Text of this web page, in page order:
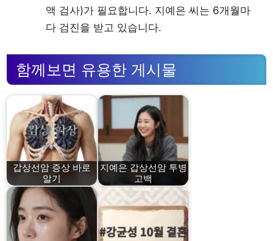
액 검사)가 필요합니다. 지예은 씨는 6개월마
다 검진을 받고 있습니다.
함께보면 유용한 게시물
갑상선암 증상 바로
알기
지예은 갑상선암 투병
고백